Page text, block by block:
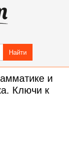
Найти
и
Ключи к